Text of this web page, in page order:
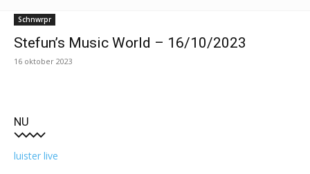
Schnwrpr
Stefun’s Music World – 16/10/2023
16 oktober 2023
NU
luister live